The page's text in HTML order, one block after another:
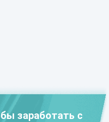
заработать с